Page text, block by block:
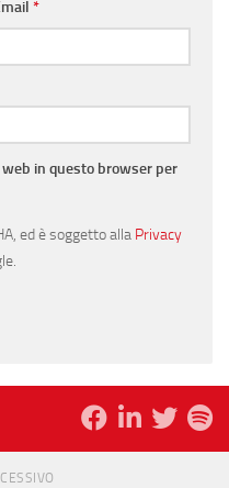
*
in questo browser per
ed è soggetto alla Privacy